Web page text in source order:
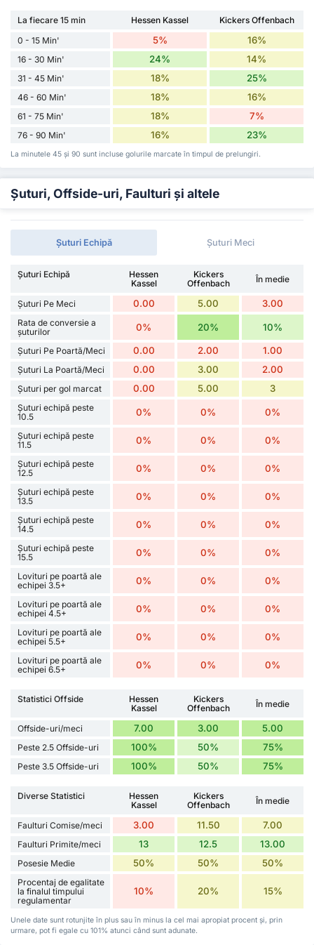
La fiecare 15 min Hessen Kassel
Kickers Offenbach
0 - 15 Min'
5% 16%
16 - 30 Min' 24% 14%
31 - 45 Min' 18% 25%
46 - 60 Min' 18% 16%
61 - 75 Min' 18% 7%
76 - 90 Min' 16% 23%
La minutele 45 și 90 sunt incluse golurile marcate în timpul de prelungiri.
Șuturi, Offside-uri, Faulturi și altele
Șuturi Echipă Șuturi Meci
Șuturi Echipă
Hessen
Kassel
Kickers
Offenbach
În medie
Șuturi Pe Meci 0.00 5.00 3.00
Rata de conversie a
șuturilor
0% 20% 10%
Șuturi Pe Poartă/Meci 0.00 2.00 1.00
Șuturi La Poartă/Meci 0.00 3.00 2.00
Șuturi per gol marcat 0.00 5.00 3
Șuturi echipă peste
10.5
0% 0% 0%
Șuturi echipă peste
11.5
0% 0% 0%
Șuturi echipă peste
12.5
0% 0% 0%
Șuturi echipă peste
13.5
0% 0% 0%
Șuturi echipă peste
14.5
0% 0% 0%
Șuturi echipă peste
15.5
0% 0% 0%
Lovituri pe poartă ale
echipei 3.5+
0% 0% 0%
Lovituri pe poartă ale
echipei 4.5+
0% 0% 0%
Lovituri pe poartă ale
echipei 5.5+
0% 0% 0%
Lovituri pe poartă ale
echipei 6.5+
0% 0% 0%
Statistici Offside
Hessen
Kassel
Kickers
Offenbach
În medie
Offside-uri/meci 7.00 3.00 5.00
Peste 2.5 Offside-uri 100% 50% 75%
Peste 3.5 Offside-uri 100% 50% 75%
Diverse Statistici
Hessen
Kassel
Kickers
Offenbach
În medie
Faulturi Comise/meci 3.00 11.50 7.00
Faulturi Primite/meci 13 12.5 13.00
Posesie Medie 50% 50% 50%
Procentaj de egalitate
la finalul timpului
regulamentar
10% 20% 15%
Unele date sunt rotunjite în plus sau în minus la cel mai apropiat procent și, prin
urmare, pot fi egale cu 101% atunci când sunt adunate.